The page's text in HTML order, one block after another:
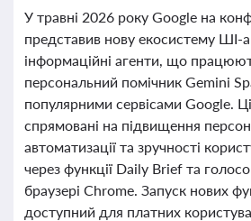
У травні 2026 року Google на
представив нову екосистему ШІ-
інформаційні агенти, що
персональний помічник Gemini
популярними сервісами Google.
спрямовані на підвищення
автоматизації та зручності
через функції Daily Brief та
браузері Chrome. Запуск нових
доступний для платних